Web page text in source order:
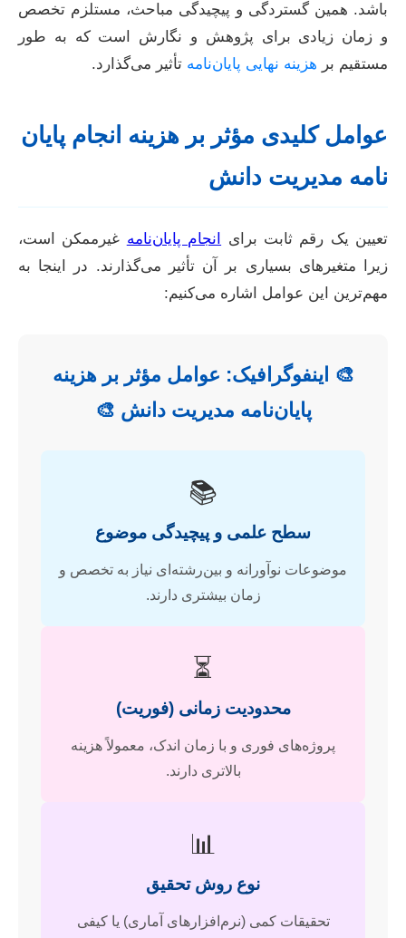
باشد. همین گستردگی و پیچیدگی مباحث، مستلزم تخصص
و زمان زیادی برای پژوهش و نگارش است که به طور
مستقیم بر هزینه نهایی پایان‌نامه تأثیر می‌گذارد.
عوامل کلیدی مؤثر بر هزینه انجام پایان
نامه مدیریت دانش
تعیین یک رقم ثابت برای انجام پایان‌نامه غیرممکن است،
زیرا متغیرهای بسیاری بر آن تأثیر می‌گذارند. در اینجا به
مهم‌ترین این عوامل اشاره می‌کنیم:
🎨 اینفوگرافیک: عوامل مؤثر بر هزینه
پایان‌نامه مدیریت دانش 🎨
📚
سطح علمی و پیچیدگی موضوع
موضوعات نوآورانه و بین‌رشته‌ای نیاز به تخصص و
زمان بیشتری دارند.
⏳
محدودیت زمانی (فوریت)
پروژه‌های فوری و با زمان اندک، معمولاً هزینه
بالاتری دارند.
📊
نوع روش تحقیق
تحقیقات کمی (نرم‌افزارهای آماری) یا کیفی